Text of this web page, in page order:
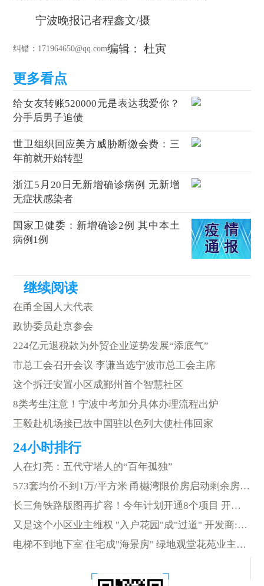
宁波晚报记者程鑫文/摄
纠错 ：171964650@qq.com编辑： 杜寅
给女友转账520000元是表达我爱你？
分手后男子追债
世卫组织回应美方威胁断缴会费：三
年前就开始转型
浙江5月20日无新增确诊病例 无新增
无症状感染者
国家卫健委：新增确诊2例 其中本土
病例1例
在甬全国人大代表
政协委员赴京参会
224亿元退税款为外贸企业逆势发展“添底气”
市总工会召开会议 李谦当选宁波市总工会主席
这个拆迁安置小区成鄞州首个智慧社区
8类考生注意！宁波中考加分具体办理流程出炉
王毅赴机场接已故中国驻以色列大使杜伟回家
人在灯亮：五代守塔人的“百年孤独”
573套均价不到1万/平方米 甬樾湾限价房启动剩余房源申购
长三角铁路版图再扩容！今年计划开通8个项目 开工建设6个
又是这个小区业主维权 "入户花园"成"过道" 开发商:很正常
电梯不到地下室 住宅成"海景房" 绿地观堂花苑业主很气愤